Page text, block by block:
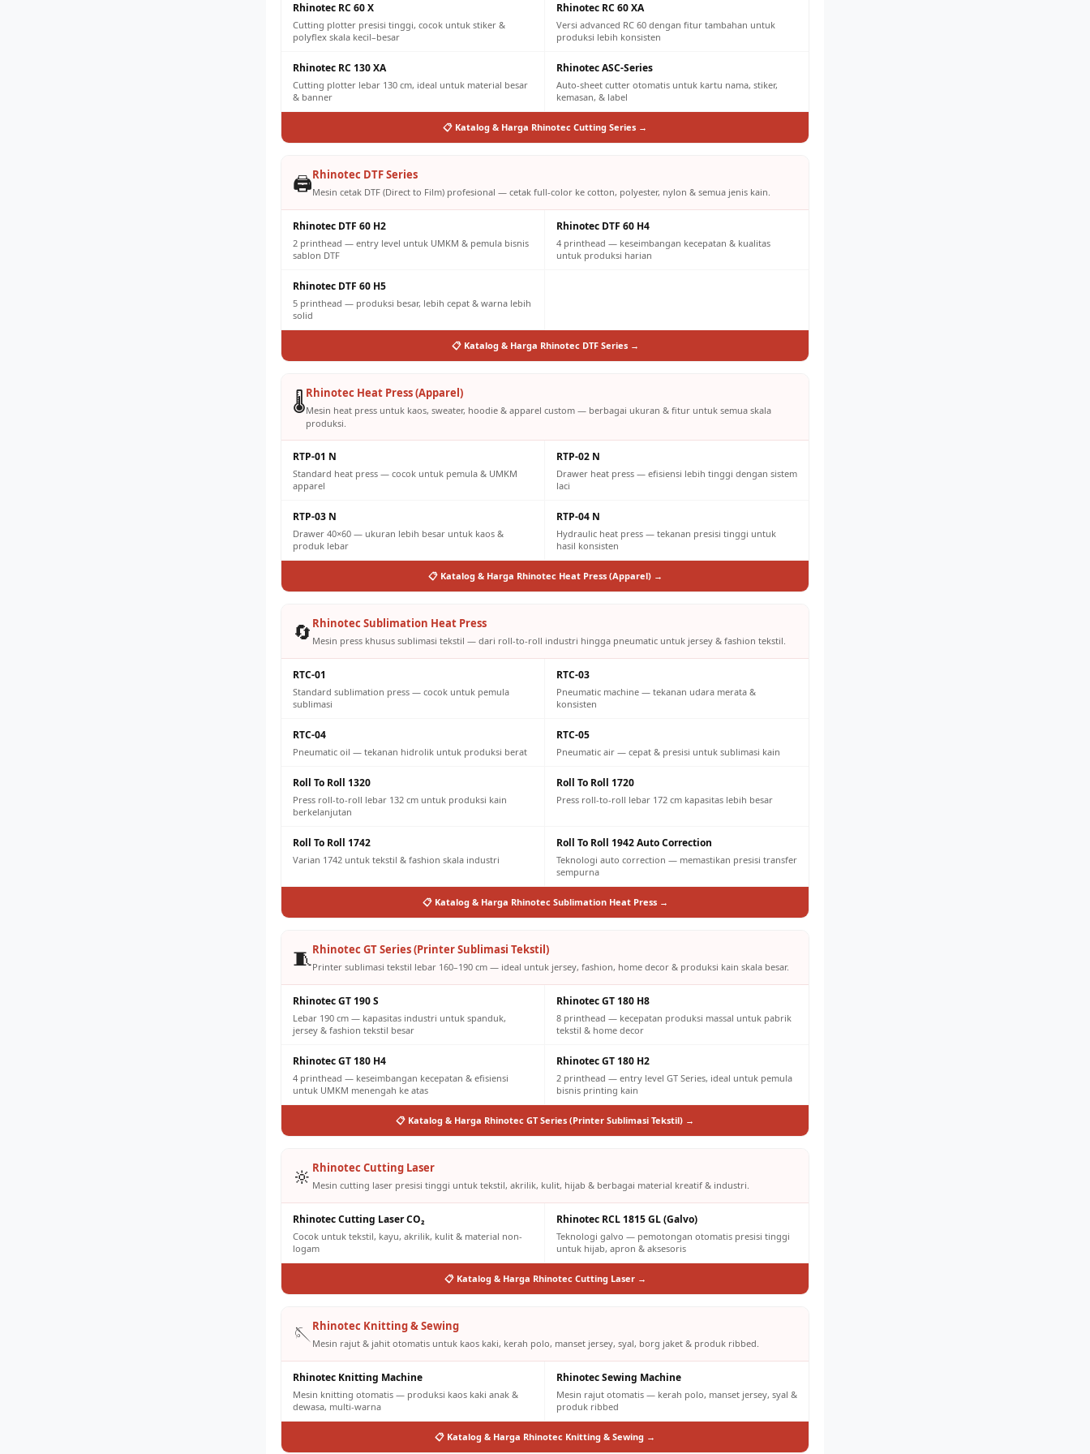
Rhinotec RC 60 X
Cutting plotter presisi tinggi, cocok untuk stiker &
polyflex skala kecil–besar
Rhinotec RC 60 XA
Versi advanced RC 60 dengan fitur tambahan untuk
produksi lebih konsisten
Rhinotec RC 130 XA
Cutting plotter lebar 130 cm, ideal untuk material besar
& banner
Rhinotec ASC-Series
Auto-sheet cutter otomatis untuk kartu nama, stiker,
kemasan, & label
📋 Katalog & Harga Rhinotec Cutting Series →
🖨️Rhinotec DTF Series
Mesin cetak DTF (Direct to Film) profesional — cetak full-color ke cotton, polyester, nylon & semua jenis kain.
Rhinotec DTF 60 H2
2 printhead — entry level untuk UMKM & pemula bisnis
sablon DTF
Rhinotec DTF 60 H4
4 printhead — keseimbangan kecepatan & kualitas
untuk produksi harian
Rhinotec DTF 60 H5
5 printhead — produksi besar, lebih cepat & warna lebih
solid
📋 Katalog & Harga Rhinotec DTF Series →
🌡️Rhinotec Heat Press (Apparel)
Mesin heat press untuk kaos, sweater, hoodie & apparel custom — berbagai ukuran & fitur untuk semua skala
produksi.
RTP-01 N
Standard heat press — cocok untuk pemula & UMKM
apparel
RTP-02 N
Drawer heat press — efisiensi lebih tinggi dengan sistem
laci
RTP-03 N
Drawer 40×60 — ukuran lebih besar untuk kaos &
produk lebar
RTP-04 N
Hydraulic heat press — tekanan presisi tinggi untuk
hasil konsisten
📋 Katalog & Harga Rhinotec Heat Press (Apparel) →
🔄 Rhinotec Sublimation Heat Press
Mesin press khusus sublimasi tekstil — dari roll-to-roll industri hingga pneumatic untuk jersey & fashion tekstil.
RTC-01
Standard sublimation press — cocok untuk pemula
sublimasi
RTC-03
Pneumatic machine — tekanan udara merata &
konsisten
RTC-04
Pneumatic oil — tekanan hidrolik untuk produksi berat
RTC-05
Pneumatic air — cepat & presisi untuk sublimasi kain
Roll To Roll 1320
Press roll-to-roll lebar 132 cm untuk produksi kain
berkelanjutan
Roll To Roll 1720
Press roll-to-roll lebar 172 cm kapasitas lebih besar
Roll To Roll 1742
Varian 1742 untuk tekstil & fashion skala industri
Roll To Roll 1942 Auto Correction
Teknologi auto correction — memastikan presisi transfer
sempurna
📋 Katalog & Harga Rhinotec Sublimation Heat Press →
🧵Rhinotec GT Series (Printer Sublimasi Tekstil)
Printer sublimasi tekstil lebar 160–190 cm — ideal untuk jersey, fashion, home decor & produksi kain skala besar.
Rhinotec GT 190 S
Lebar 190 cm — kapasitas industri untuk spanduk,
jersey & fashion tekstil besar
Rhinotec GT 180 H8
8 printhead — kecepatan produksi massal untuk pabrik
tekstil & home decor
Rhinotec GT 180 H4
4 printhead — keseimbangan kecepatan & efisiensi
untuk UMKM menengah ke atas
Rhinotec GT 180 H2
2 printhead — entry level GT Series, ideal untuk pemula
bisnis printing kain
📋 Katalog & Harga Rhinotec GT Series (Printer Sublimasi Tekstil) →
🔆 Rhinotec Cutting Laser
Mesin cutting laser presisi tinggi untuk tekstil, akrilik, kulit, hijab & berbagai material kreatif & industri.
Rhinotec Cutting Laser CO₂
Cocok untuk tekstil, kayu, akrilik, kulit & material non-
logam
Rhinotec RCL 1815 GL (Galvo)
Teknologi galvo — pemotongan otomatis presisi tinggi
untuk hijab, apron & aksesoris
📋 Katalog & Harga Rhinotec Cutting Laser →
🪡Rhinotec Knitting & Sewing
Mesin rajut & jahit otomatis untuk kaos kaki, kerah polo, manset jersey, syal, borg jaket & produk ribbed.
Rhinotec Knitting Machine
Mesin knitting otomatis — produksi kaos kaki anak &
dewasa, multi-warna
Rhinotec Sewing Machine
Mesin rajut otomatis — kerah polo, manset jersey, syal &
produk ribbed
📋 Katalog & Harga Rhinotec Knitting & Sewing →